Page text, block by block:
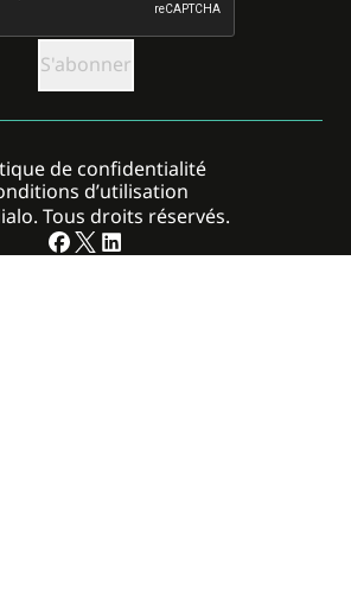
Tous droits réservés.
de confidentialité
d’utilisation